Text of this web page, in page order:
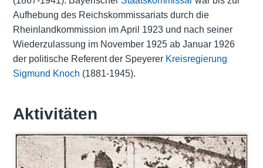
Aufhebung des Reichskommissariats durch die
Rheinlandkommission im April 1923 und nach seiner
Wiederzulassung im November 1925 ab Januar 1926
der politische Referent der Speyerer Kreisregierung
Sigmund Knoch (1881-1945).
Aktivitäten